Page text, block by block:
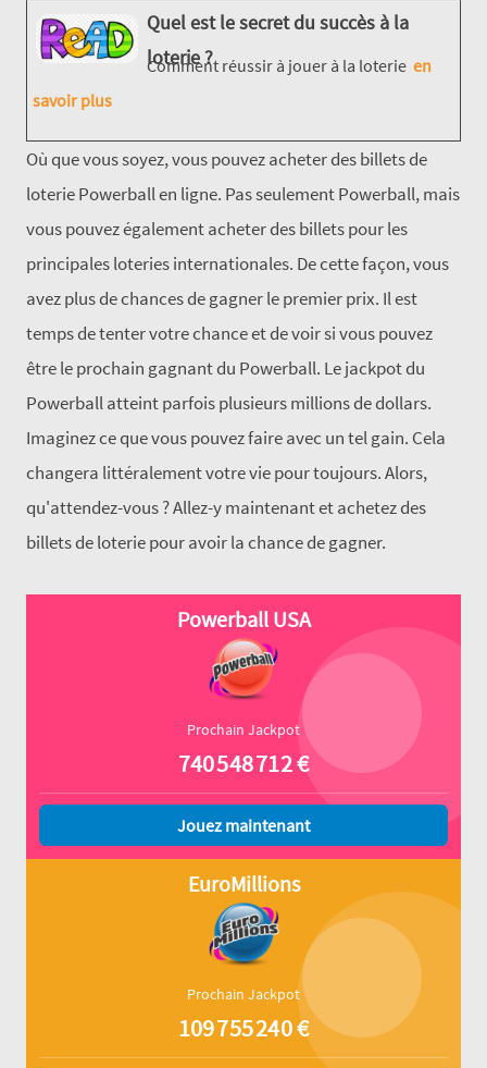
Quel est le secret du succès à la
loterie ?
Comment réussir à jouer à la loterie en
savoir plus
Où que vous soyez, vous pouvez acheter des billets de
loterie Powerball en ligne. Pas seulement Powerball, mais
vous pouvez également acheter des billets pour les
principales loteries internationales. De cette façon, vous
avez plus de chances de gagner le premier prix. Il est
temps de tenter votre chance et de voir si vous pouvez
être le prochain gagnant du Powerball. Le jackpot du
Powerball atteint parfois plusieurs millions de dollars.
Imaginez ce que vous pouvez faire avec un tel gain. Cela
changera littéralement votre vie pour toujours. Alors,
qu'attendez-vous ? Allez-y maintenant et achetez des
billets de loterie pour avoir la chance de gagner.
Powerball USA
Prochain Jackpot
740 548 712€
Jouez maintenant
EuroMillions
Prochain Jackpot
109 755 240€